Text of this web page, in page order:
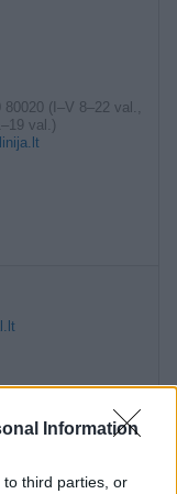
Information
third parties, or
80020 (I–V 8–22 val.,
val.)
00027 (I–V 10.00–